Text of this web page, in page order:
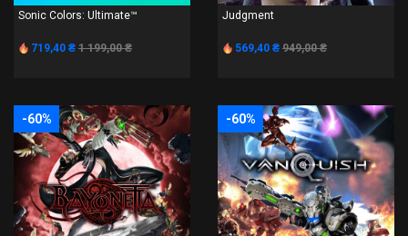
Sonic Colors: Ultimate™
719,40 ₴ 1 199,00 ₴
Judgment
569,40 ₴ 949,00 ₴
-60% -60%